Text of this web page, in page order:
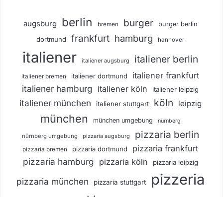
augsburg berlin bremen burger burger berlin
dortmund frankfurt hamburg hannover
italiener italiener augsburg italiener berlin
italiener bremen italiener dortmund italiener frankfurt
italiener hamburg italiener köln italiener leipzig
italiener münchen italiener stuttgart köln leipzig
münchen münchen umgebung nürnberg
nürnberg umgebung pizzaria augsburg pizzaria berlin
pizzaria bremen pizzaria dortmund pizzaria frankfurt
pizzaria hamburg pizzaria köln pizzaria leipzig
pizzaria münchen pizzaria stuttgart pizzeria